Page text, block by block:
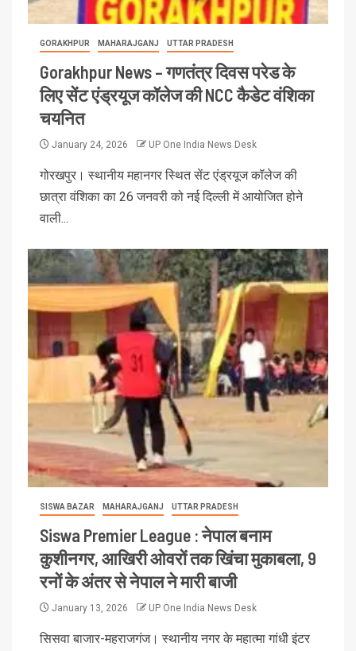
GORAKHPUR MAHARAJGANJ UTTAR PRADESH
Gorakhpur News – गणतंत्र दिवस परेड के
लिए सेंट एंड्रयूज कॉलेज की NCC कैडेट वंशिका
चयनित
January 24, 2026 UP One India News Desk
गोरखपुर। स्थानीय महानगर स्थित सेंट एंड्रयूज कॉलेज की
छात्रा वंशिका का 26 जनवरी को नई दिल्ली में आयोजित होने
वाली...
SISWA BAZAR MAHARAJGANJ UTTAR PRADESH
Siswa Premier League : नेपाल बनाम
कुशीनगर, आखिरी ओवरों तक खिंचा मुकाबला, 9
रनों के अंतर से नेपाल ने मारी बाजी
January 13, 2026 UP One India News Desk
सिसवा बाजार-महराजगंज। स्थानीय नगर के महात्मा गांधी इंटर